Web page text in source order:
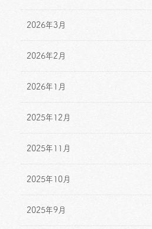
2026年3月
2026年2月
2026年1月
2025年12月
2025年11月
2025年10月
2025年9月